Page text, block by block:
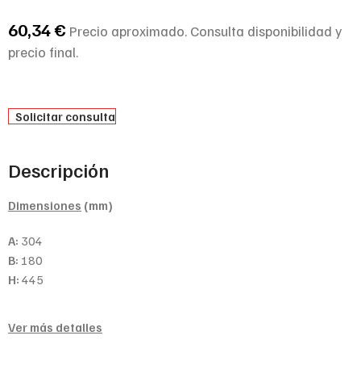
60,34€ Precio aproximado. Consulta disponibilidad y
precio final.
Solicitar consulta
Descripción
Dimensiones (mm)
A: 304
B: 180
H: 445
Ver más detalles